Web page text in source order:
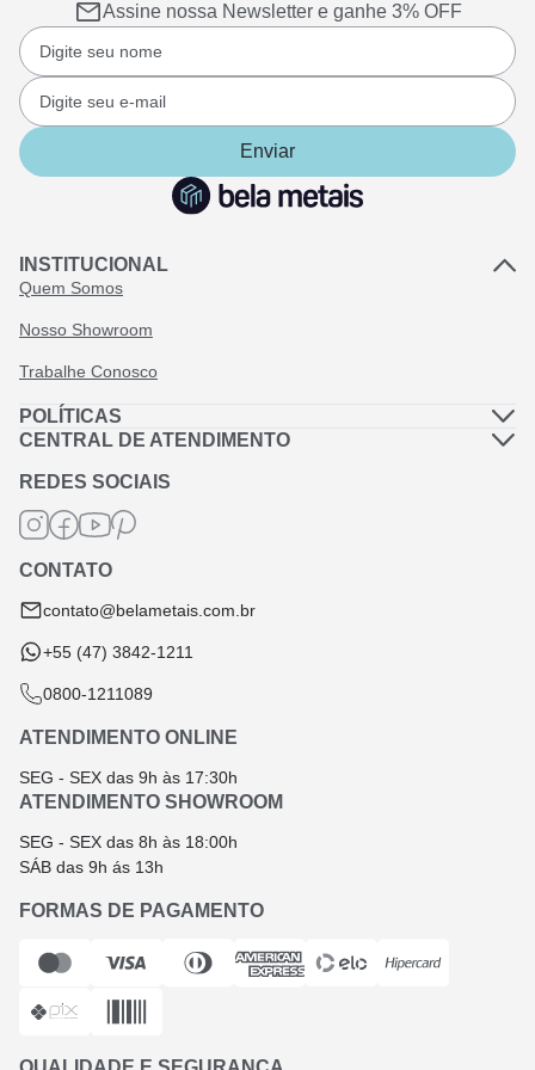
Assine nossa Newsletter e ganhe 3% OFF
Enviar
INSTITUCIONAL
Quem Somos
Nosso Showroom
Trabalhe Conosco
POLÍTICAS
Política de Privacidade
Política de Frete
Termos de Garantia
Termos e Condições
Troca e Devolução
CENTRAL DE ATENDIMENTO
Fale Conosco
REDES SOCIAIS
CONTATO
contato@belametais.com.br
+55 (47) 3842-1211
0800-1211089
ATENDIMENTO ONLINE
SEG - SEX das 9h às 17:30h
ATENDIMENTO SHOWROOM
SEG - SEX das 8h às 18:00h
SÁB das 9h ás 13h
FORMAS DE PAGAMENTO